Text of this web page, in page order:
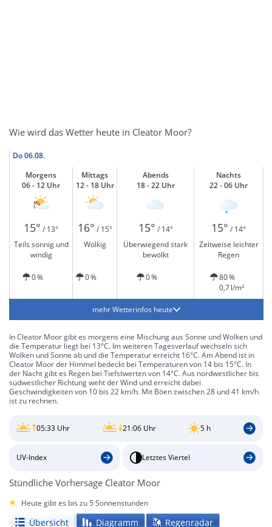
Wie wird das Wetter heute in Cleator Moor?
Do06.08.
Morgens
06 - 12 Uhr
Mittags
12 - 18 Uhr
Abends
18 - 22 Uhr
Nachts
22 - 06 Uhr
15° / 13° 16° / 15° 15° / 14° 15° / 14°
Teils sonnig und
windig
Wolkig
Überwiegend stark
bewölkt
Zeitweise leichter
Regen
0 % 0 % 0 %
80 %
0,7 l/m²
mehr Wetterinfos heute
In Cleator Moor gibt es morgens eine Mischung aus Sonne und Wolken und
die Temperatur liegt bei 13°C. Im weiteren Tagesverlauf wechseln sich
Wolken und Sonne ab und die Temperatur erreicht 16°C. Am Abend ist in
Cleator Moor der Himmel bedeckt bei Temperaturen von 14 bis 15°C. In
der Nacht gibt es Regen bei Tiefstwerten von 14°C. Aus nordwestlicher bis
südwestlicher Richtung weht der Wind und erreicht dabei
Geschwindigkeiten von 10 bis 22 km/h. Mit Böen zwischen 28 und 41 km/h
ist zu rechnen.
05:33 Uhr 21:06 Uhr 5 h
UV-Index Letztes Viertel
Stündliche Vorhersage Cleator Moor
Heute gibt es bis zu 5 Sonnenstunden
Übersicht Diagramm Regenradar